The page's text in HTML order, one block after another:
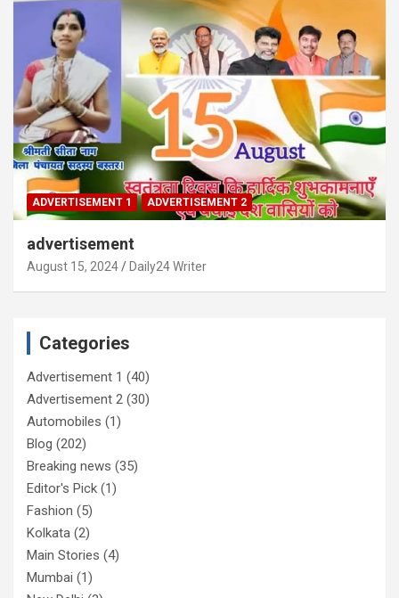
ADVERTISEMENT 1 ADVERTISEMENT 2
advertisement
August 15, 2024 Daily24 Writer
Categories
Advertisement 1 (40)
Advertisement 2 (30)
Automobiles (1)
Blog (202)
Breaking news (35)
Editor's Pick (1)
Fashion (5)
Kolkata (2)
Main Stories (4)
Mumbai (1)